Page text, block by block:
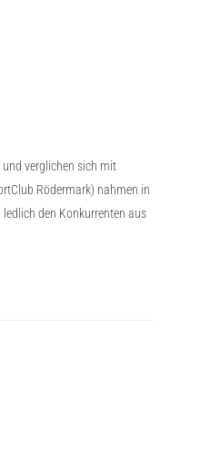
und verglichen sich mit
Rödermark) nahmen in
den Konkurrenten aus